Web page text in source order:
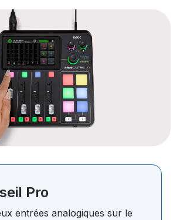
Pro
entrées analogiques sur le